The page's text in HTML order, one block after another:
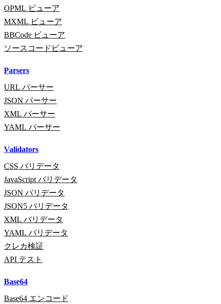
OPML ビューア
MXML ビューア
BBCode ビューア
ソースコードビューア
Parsers
URL パーサー
JSON パーサー
XML パーサー
YAML パーサー
Validators
CSS バリデータ
JavaScript バリデータ
JSON バリデータ
JSON5 バリデータ
XML バリデータ
YAML バリデータ
クレカ検証
API テスト
Base64
Base64 エンコード